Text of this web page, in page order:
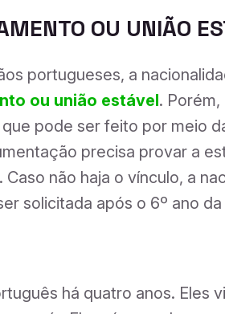
OU UNIÃO
portugueses, a
ou união estável.
pode ser feito por meio
precisa provar a
não haja o vínculo, a
solicitada após o 6º ano da
há quatro anos. Eles